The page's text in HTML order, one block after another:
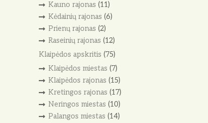
Kauno rajonas (11)
Kėdainių rajonas (6)
Prienų rajonas (2)
Raseinių rajonas (12)
Klaipėdos apskritis (75)
Klaipėdos miestas (7)
Klaipėdos rajonas (15)
Kretingos rajonas (17)
Neringos miestas (10)
Palangos miestas (14)